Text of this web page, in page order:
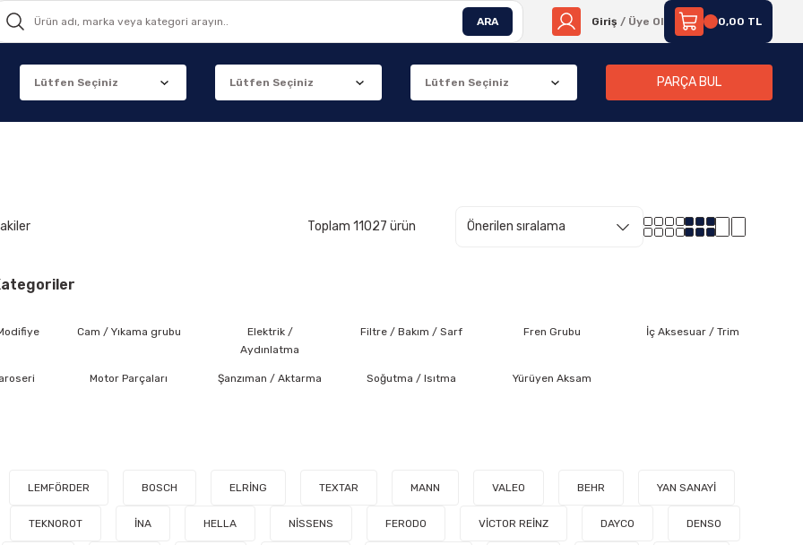
ARA Giriş / Üye Ol 0,00 TL
PARÇA BUL
Toplam 11027 ürün
Cam / Yıkama grubu
Elektrik /
Aydınlatma
Filtre / Bakım / Sarf Fren Grubu İç Aksesuar / Trim
Motor Parçaları Şanzıman / Aktarma Soğutma / Isıtma Yürüyen Aksam
LEMFÖRDER BOSCH ELRİNG TEXTAR MANN VALEO BEHR YAN SANAYİ
TEKNOROT İNA HELLA NİSSENS FERODO VİCTOR REİNZ DAYCO DENSO